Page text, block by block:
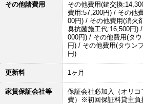
その他諸費用
その他費用(鍵交換
費用:57,200円) / その他
00円) / その他費用(消火
臭抗菌施工代:16,500円)
000円) / その他費用(タ
円) / その他費用(タウン
円)
更新料 1ヶ月
家賃保証会社等
保証会社必加入（オリ
費）※初回保証料貸主